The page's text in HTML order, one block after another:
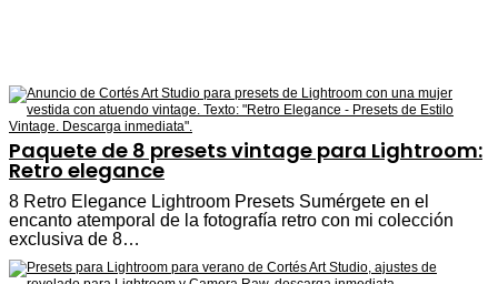
Paquete de 8 presets vintage para Lightroom:
Retro elegance
8 Retro Elegance Lightroom Presets Sumérgete en el
encanto atemporal de la fotografía retro con mi colección
exclusiva de 8…